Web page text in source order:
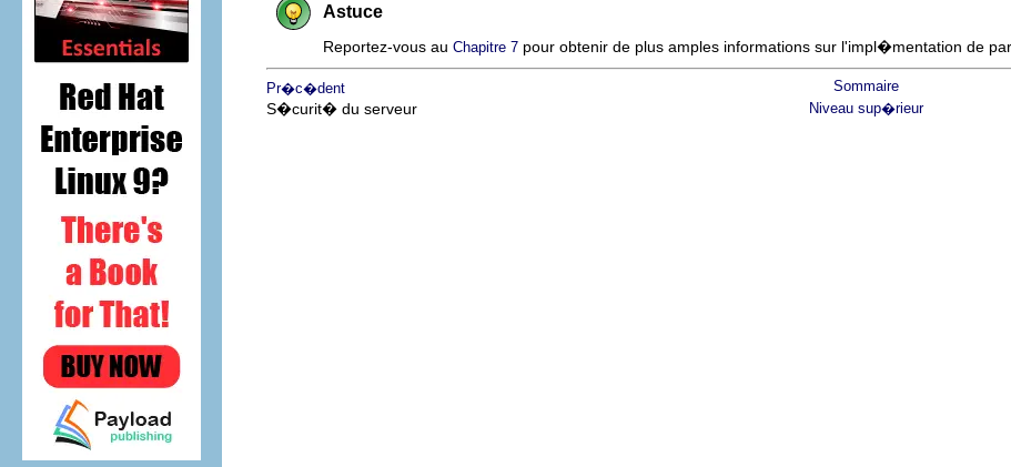
Astuce
Reportez-vous au Chapitre 7 pour obtenir de plus amples informations sur l'impl�mentation de
Pr�c�dent Sommaire
S�curit� du serveur Niveau sup�rieur